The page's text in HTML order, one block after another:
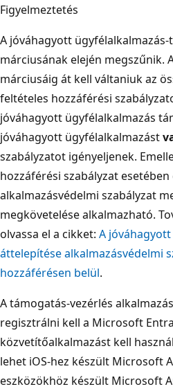
Figyelmeztetés
A jóváhagyott
márciusának elején megszűnik.
márciusáig át kell váltaniuk az
feltételes hozzáférési
jóváhagyott ügyfélalkalmazás
jóváhagyott ügyfélalkalmazást
szabályzatot igényeljenek.
hozzáférési szabályzat esetében
alkalmazásvédelmi szabályzat
megkövetelése alkalmazható.
olvassa el a cikket: A
áttelepítése alkalmazásvédelmi
hozzáférésen belül.
A támogatás-vezérlés
regisztrálni kell a Microsoft
közvetítőalkalmazást kell
lehet iOS-hez készült Microsoft
eszközökhöz készült Microsoft